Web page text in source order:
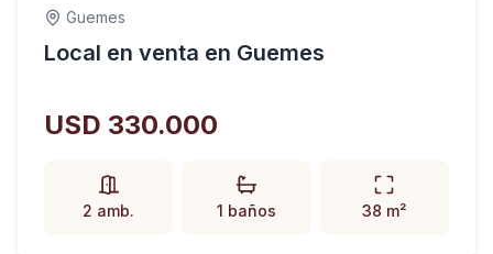
Guemes
Local en venta en Guemes
USD 330.000
2 amb. 1 baños 38 m²